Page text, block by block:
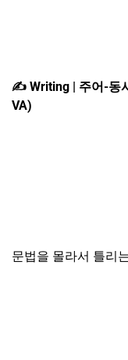
✍ ️Writing | 주어-동
VA)
문법을 몰라서 틀리